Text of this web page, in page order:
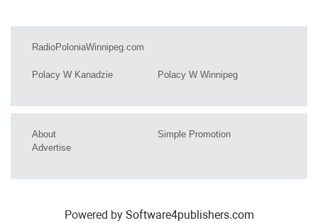
RadioPoloniaWinnipeg.com
Polacy W Kanadzie Polacy W Winnipeg
About
Advertise
Simple Promotion
Powered by Software4publishers.com